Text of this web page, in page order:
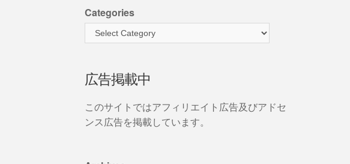
Categories
広告掲載中
このサイトではアフィリエイト広告及びアドセ
ンス広告を掲載しています。